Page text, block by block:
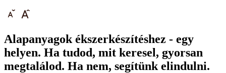
Alapanyagok ékszerkészítéshez - egy
helyen. Ha tudod, mit keresel, gyorsan
megtalálod. Ha nem, segítünk elindulni.